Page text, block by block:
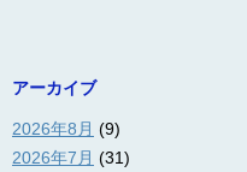
アーカイブ
2026年8月 (9)
2026年7月 (31)